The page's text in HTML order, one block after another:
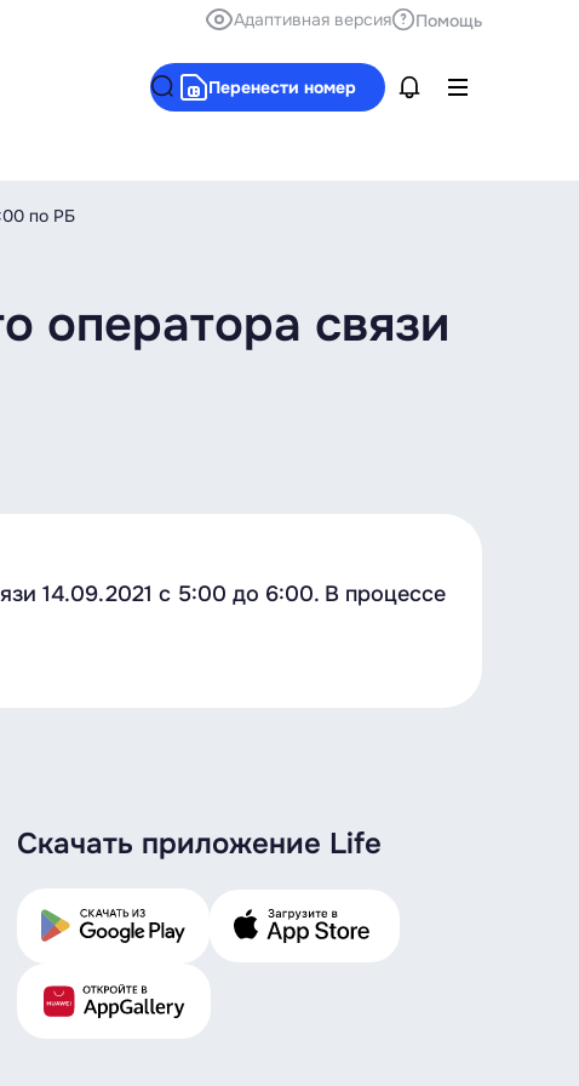
Адаптивная версия Помощь
Перенести номер
по РБ
оператора связи
14.09.2021 c 5:00 до 6:00. В процессе
Скачать приложение Life